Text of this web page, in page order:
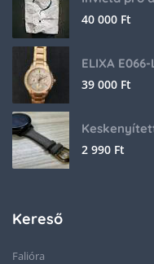
40 000 Ft
ELIXA E066-
39 000 Ft
2 990 Ft
Kereső
Falióra